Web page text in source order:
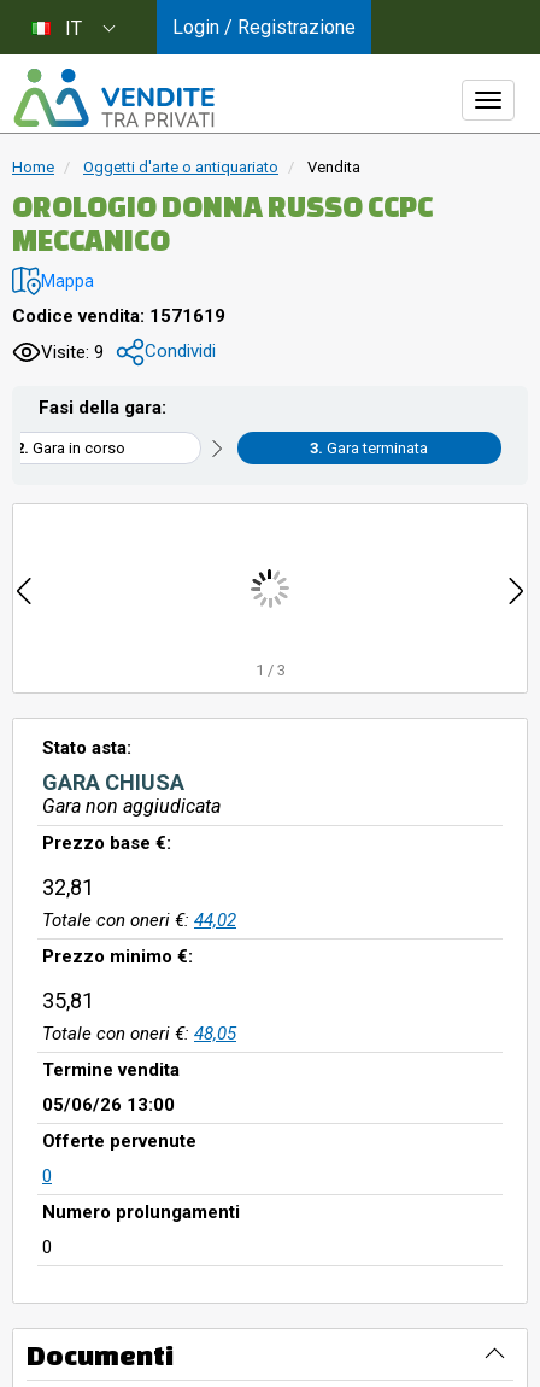
Home Oggetti d'arte o antiquariato Vendita
OROLOGIO DONNA RUSSO CCPC
MECCANICO
Mappa
Codice vendita: 1571619
Visite: 9
Condividi
Fasi della gara:
Gara in corso Gara terminata
1 / 3
Stato asta:
GARA CHIUSA
Gara non aggiudicata
Prezzo base €:
32,81
Totale con oneri €: 44,02
Prezzo minimo €:
35,81
Totale con oneri €: 48,05
Termine vendita
05/06/26 13:00
Offerte pervenute
0
Numero prolungamenti
0
Documenti
IT Login / Registrazione